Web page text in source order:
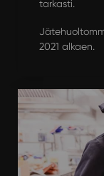
tarkasti.
2021 alkaen.